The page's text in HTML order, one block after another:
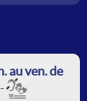
au ven. de
-